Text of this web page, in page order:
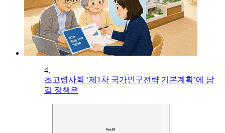
4.
초고령사회 ‘제1차 국가인구전략 기본계획’에 담
길 정책은